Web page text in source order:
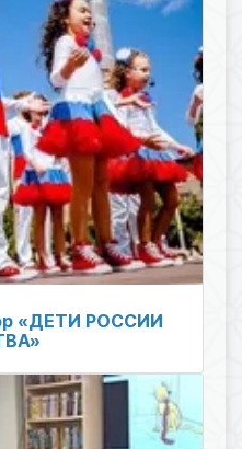
«ДЕТИ РОССИИ